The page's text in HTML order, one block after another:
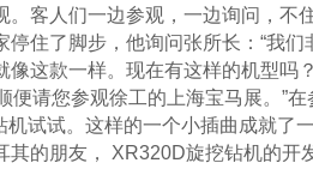
。客人们一边参观，一边询问，不
住了脚步，他询问张所长：“我
这款一样。现在有这样的机型吗
便请您参观徐工的上海宝马展。”
试试。这样的一个小插曲成就了
其的朋友， XR320D旋挖钻机的开